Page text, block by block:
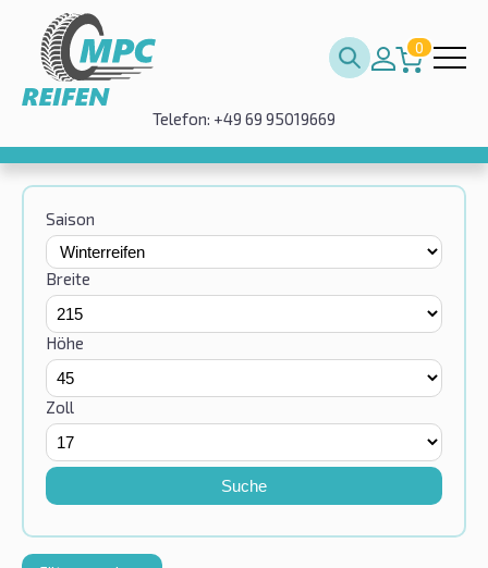
0
Telefon: +49 69 95019669
Saison
Breite
Höhe
Zoll
Suche